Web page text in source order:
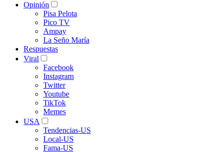
Opinión
Pisa Pelota
Pico TV
Ampay
La Seño María
Respuestas
Viral
Facebook
Instagram
Twitter
Youtube
TikTok
Memes
USA
Tendencias-US
Local-US
Fama-US